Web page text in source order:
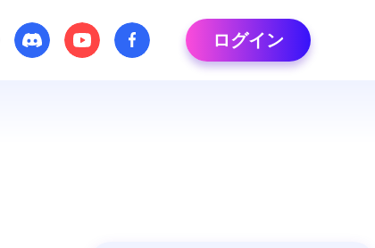
ログイン